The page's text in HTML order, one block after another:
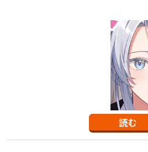
読む